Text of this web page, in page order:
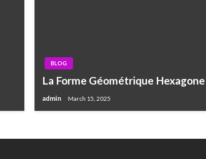
BLOG
La Forme Géométrique Hexagone
admin March 15, 2025